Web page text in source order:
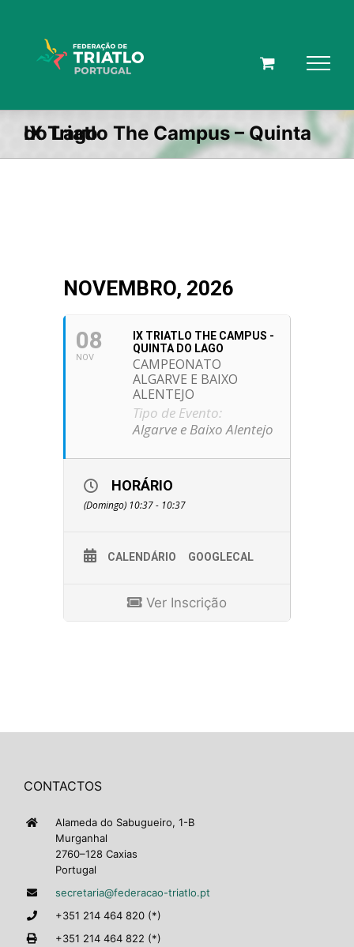
IX Triatlo The Campus – Quinta do Lago
NOVEMBRO, 2026
08
NOV
IX TRIATLO THE CAMPUS -
QUINTA DO LAGO
CAMPEONATO
ALGARVE E BAIXO
ALENTEJO
Tipo de Evento:
Algarve e Baixo Alentejo
HORÁRIO
(Domingo) 10:37 - 10:37
CALENDÁRIO GOOGLECAL
Ver Inscrição
CONTACTOS
Alameda do Sabugueiro, 1-B
Murganhal
2760–128 Caxias
Portugal
secretaria@federacao-triatlo.pt
+351 214 464 820 (*)
+351 214 464 822 (*)